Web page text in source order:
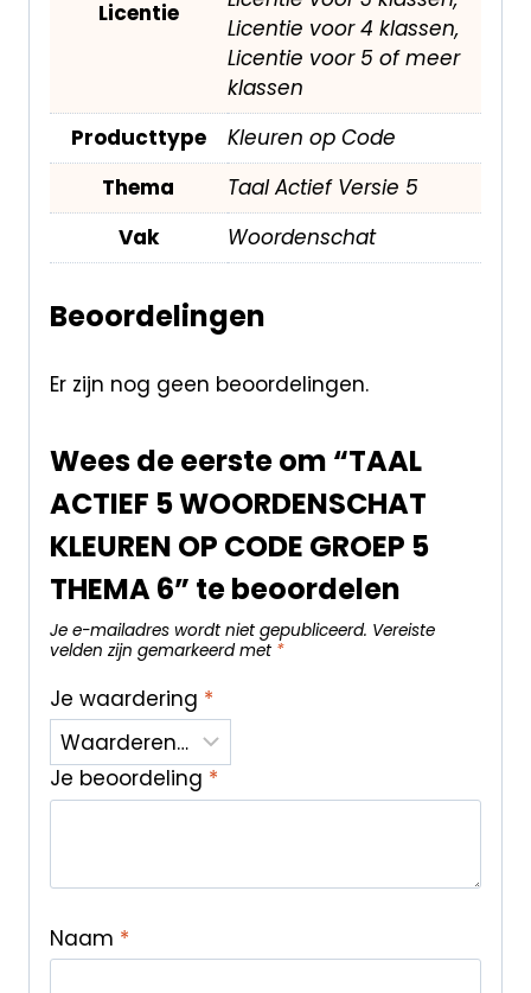
Licentie
Licentie voor 4 klassen,
Licentie voor 5 of meer
klassen
Producttype
Kleuren op Code
Thema
Taal Actief Versie 5
Vak
Woordenschat
Beoordelingen
Er zijn nog geen beoordelingen.
Wees de eerste om “TAAL
ACTIEF 5 WOORDENSCHAT
KLEUREN OP CODE GROEP 5
THEMA 6” te beoordelen
Je e-mailadres wordt niet gepubliceerd. Vereiste
velden zijn gemarkeerd met *
Je waardering *
Je beoordeling *
Naam *